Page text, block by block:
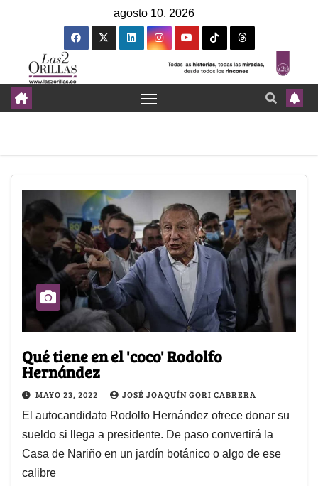
agosto 10, 2026
Qué tiene en el 'coco' Rodolfo
Hernández
MAYO 23, 2022 JOSÉ JOAQUÍN GORI CABRERA
El autocandidato Rodolfo Hernández ofrece donar su
sueldo si llega a presidente. De paso convertirá la
Casa de Nariño en un jardín botánico o algo de ese
calibre